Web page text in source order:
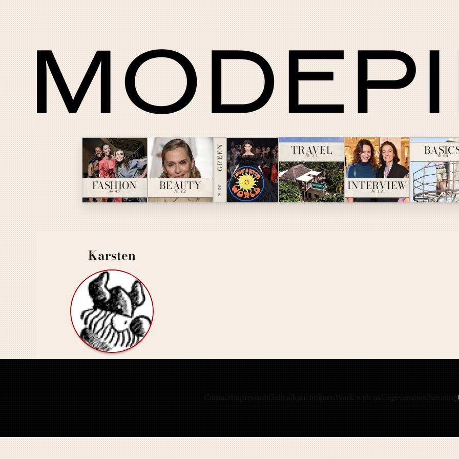
FASHION
№ 47 BEAUTY
№ 12
GREEN
№ 08
TRAVEL
№ 23
INTERVIEW
№ 19
№ 04
Karsten
Contact ImpressumGebruiksrichtlijnenWork with usGegevensbescherming